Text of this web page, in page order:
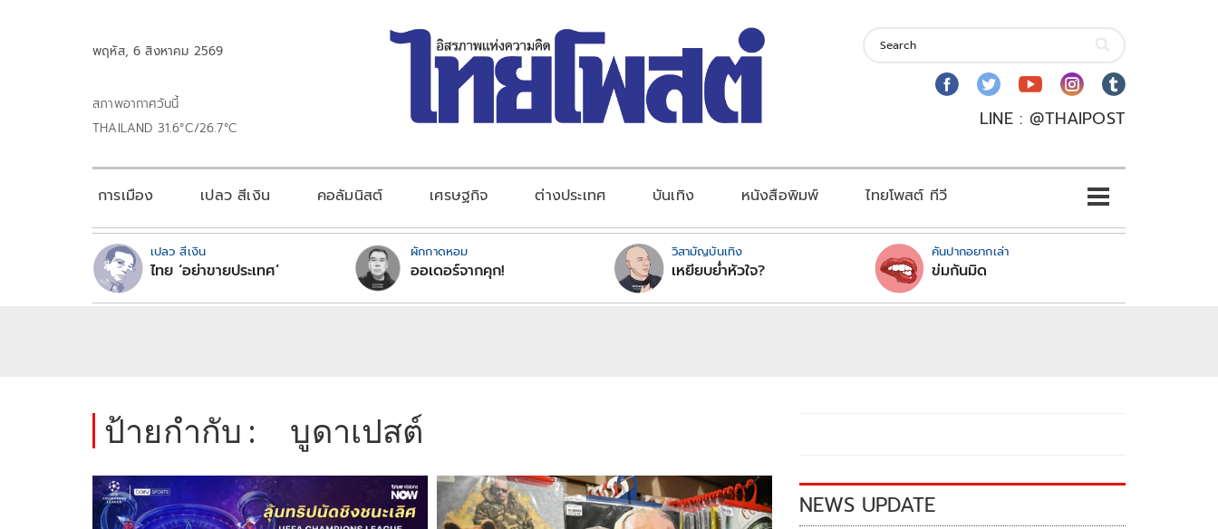
พฤหัส, 6 สิงหาคม 2569
สภาพอากาศวันนี้
THAILAND 31.6°C/26.7°C
LINE : @THAIPOST
การเมือง เปลว สีเงิน คอลัมนิสต์ เศรษฐกิจ ต่างประเทศ บันเทิง หนังสือพิมพ์ ไทยโพสต์ ทีวี
เปลว สีเงิน
ไทย ‘อย่าขายประเทศ’
ผักกาดหอม
ออเดอร์จากคุก!
วิสามัญบันเทิง
เหยียบย่ำหัวใจ?
คันปากอยากเล่า
ข่มกันมิด
ป้ายกำกับ : บูดาเปสต์
NEWS UPDATE